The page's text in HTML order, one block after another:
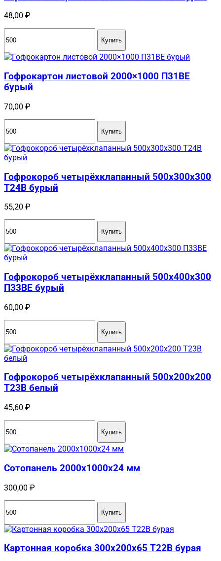
48,00 ₽
Купить
Гофрокартон листовой 2000×1000 П31BE
бурый
70,00 ₽
Купить
Гофрокороб четырёхклапанный 500х300х300
Т24В бурый
55,20 ₽
Купить
Гофрокороб четырёхклапанный 500x400x300
П33BE бурый
60,00 ₽
Купить
Гофрокороб четырёхклапанный 500х200х200
Т23В белый
45,60 ₽
Купить
Сотопанель 2000x1000x24 мм
300,00 ₽
Купить
Картонная коробка 300x200x65 Т22B бурая